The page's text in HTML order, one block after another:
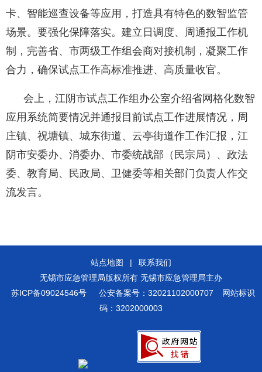
卡、智能巡查设备等应用，打造具有特色的数智监管
场景。要强化保障落实。建立日调度、周通报工作机
制，完善省、市两级工作组会商对接机制，凝聚工作
合力，确保试点工作高标准推进、高质量收官。
会上，江阴市试点工作组办公室介绍省网格化数智
应用系统简要情况并通报目前试点工作进展情况，周
庄镇、祝塘镇、城东街道、云亭街道作工作汇报，江
阴市安委办、消委办、市委统战部（民宗局）、政法
委、教育局、民政局、卫健委等相关部门负责人作交
流发言。
站点地图 |
联系我们
无锡市应急管理局版权所有 无锡市应急管理局主办
苏ICP备09024546号
公安备案号：32021102000707
网站标识
码：3202000003